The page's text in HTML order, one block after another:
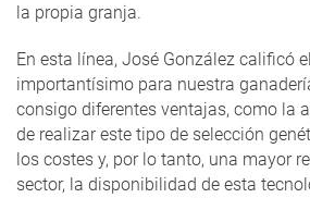
la propia granja.
En esta línea, José González calificó
importantísimo para nuestra
consigo diferentes ventajas, como la
de realizar este tipo de selección
los costes y, por lo tanto, una mayor
sector, la disponibilidad de esta